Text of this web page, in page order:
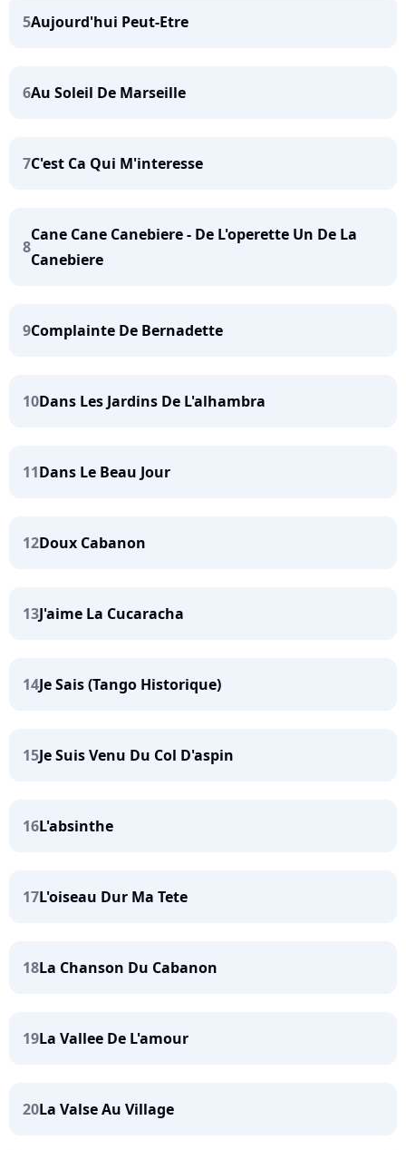
5Aujourd'hui Peut-Etre
6Au Soleil De Marseille
7C'est Ca Qui M'interesse
8
Cane Cane Canebiere - De L'operette Un De La
Canebiere
9Complainte De Bernadette
10Dans Les Jardins De L'alhambra
11Dans Le Beau Jour
12Doux Cabanon
13J'aime La Cucaracha
14Je Sais (Tango Historique)
15Je Suis Venu Du Col D'aspin
16L'absinthe
17L'oiseau Dur Ma Tete
18La Chanson Du Cabanon
19La Vallee De L'amour
20La Valse Au Village